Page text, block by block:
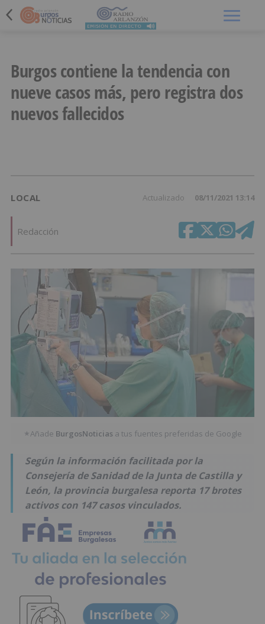
Burgos contiene la tendencia con
nueve casos más, pero registra dos
nuevos fallecidos
LOCAL Actualizado 08/11/2021 13:14
Redacción
★Añade BurgosNoticias a tus fuentes preferidas de Google
Según la información facilitada por la
Consejería de Sanidad de la Junta de Castilla y
León, la provincia burgalesa reporta 17 brotes
activos con 147 casos vinculados.